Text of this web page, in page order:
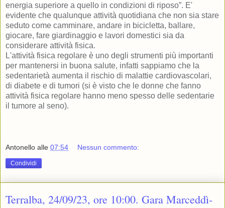
energia superiore a quello in condizioni di riposo”. E'
evidente che qualunque attività quotidiana che non sia stare
seduto come camminare, andare in bicicletta, ballare,
giocare, fare giardinaggio e lavori domestici sia da
considerare attività fisica.
L'attività fisica regolare è uno degli strumenti più importanti
per mantenersi in buona salute, infatti sappiamo che la
sedentarietà aumenta il rischio di malattie cardiovascolari,
di diabete e di tumori (si è visto che le donne che fanno
attività fisica regolare hanno meno spesso delle sedentarie
il tumore al seno).
Antonello alle 07:54 Nessun commento:
Condividi
Terralba, 24/09/23, ore 10:00. Gara Marceddì-